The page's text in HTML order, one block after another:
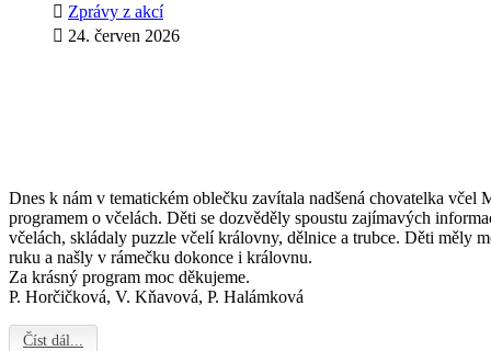
Zprávy z akcí
24. červen 2026
Dnes k nám v tematickém oblečku zavítala nadšená chovatelka včel
programem o včelách. Děti se dozvěděly spoustu zajímavých
včelách, skládaly puzzle včelí královny, dělnice a trubce. Děti měly
ruku a našly v rámečku dokonce i královnu.
Za krásný program moc děkujeme.
P. Horčičková, V. Kňavová, P. Halámková
Číst dál...